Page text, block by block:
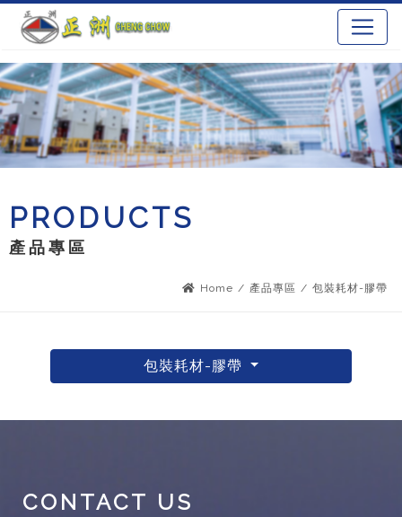
PRODUCTS
產品專區
Home / 產品專區 / 包裝耗材-膠帶
包裝耗材-膠帶
CONTACT US